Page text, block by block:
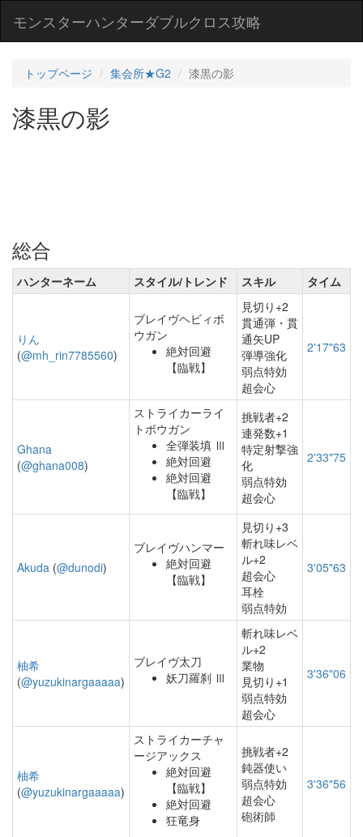
モンスターハンターダブルクロス攻略
トップページ 集会所★G2 漆黒の影
漆黒の影
総合
ハンターネーム スタイル/トレンド スキル タイム
りん
(@mh_rin7785560)
ブレイヴヘビィボ
ウガン
絶対回避
【臨戦】
見切り+2
貫通弾・貫
通矢UP
弾導強化
弱点特効
超会心
2'17"63
Ghana
(@ghana008)
ストライカーライ
トボウガン
全弾装填 Ⅲ
絶対回避
絶対回避
【臨戦】
挑戦者+2
連発数+1
特定射撃強
化
弱点特効
超会心
2'33"75
Akuda (@dunodi)
ブレイヴハンマー
絶対回避
【臨戦】
見切り+3
斬れ味レベ
ル+2
超会心
耳栓
弱点特効
3'05"63
柚希
(@yuzukinargaaaaa)
ブレイヴ太刀
妖刀羅刹 Ⅲ
斬れ味レベ
ル+2
業物
見切り+1
弱点特効
超会心
3'36"06
柚希
(@yuzukinargaaaaa)
ストライカーチャ
ージアックス
絶対回避
【臨戦】
絶対回避
狂竜身
挑戦者+2
鈍器使い
弱点特効
超会心
砲術師
3'36"56